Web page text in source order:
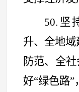
50.坚
升、全地
防范、全
好“绿色路”